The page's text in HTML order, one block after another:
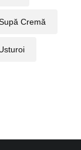
Cremă